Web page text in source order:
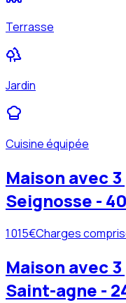
Terrasse
Jardin
Cuisine équipée
Maison avec
Seignosse -
1 015€Charges
Maison avec
Saint-agne -